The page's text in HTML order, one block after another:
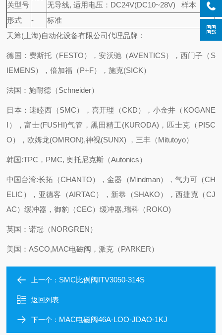
关型号
无导线, 适用电压：DC24V(DC10~28V)
样本
形式
-
标准
天筹(上海)自动化设备有限公司代理品牌：
德国：费斯托（FESTO），安沃驰（AVENTICS），西门子（S
IEMENS），倍加福（P+F），施克(SICK）
法国：施耐德（Schneider）
日本：速睦西（SMC），喜开理（CKD），小金井（KOGANE
I），富士(FUSHI)气管，黑田精工(KURODA)，匹士克（PISC
O），欧姆龙(OMRON),神视(SUNX) ，三丰（Mitutoyo）
韩国:TPC，PMC, 奥托尼克斯（Autonics）
中国台湾:长拓（CHANTO），金器（Mindman），气力可（CH
ELIC），亚德客（AIRTAC），新恭（SHAKO），西捷克（CJ
AC）缓冲器，御豹（CEC）缓冲器,瑞科（ROKO)
英国：诺冠（NORGREN）
美国：ASCO,MAC电磁阀，派克（PARKER）
上一个： SMC比例阀ITV3050-314S
返回列表
下一个： MAC电磁阀46A-LOO-JDAO-1KJ